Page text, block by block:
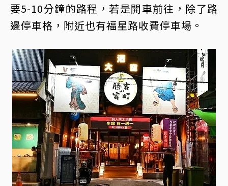
要5-10分鐘的路程，若是開車前往，除了路
邊停車格，附近也有福星路收費停車場。